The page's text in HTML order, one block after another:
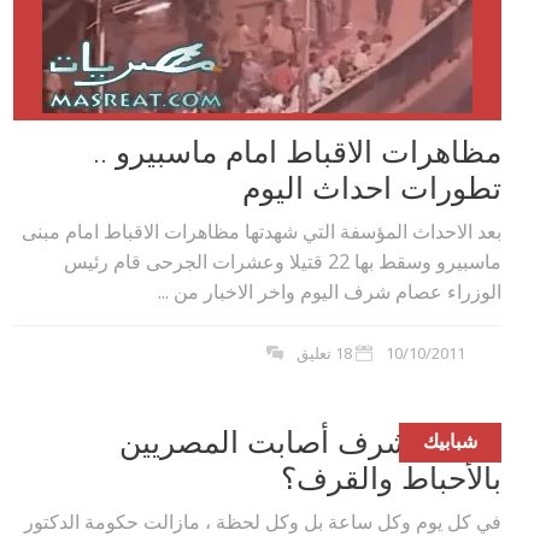
مظاهرات الاقباط امام ماسبيرو ..
تطورات احداث اليوم
بعد الاحداث المؤسفة التي شهدتها مظاهرات الاقباط امام مبنى
ماسبيرو وسقط بها 22 قتيلا وعشرات الجرحى قام رئيس
الوزراء عصام شرف اليوم واخر الاخبار من ...
10/10/2011 18 تعليق
شبابيك
حكومة شرف أصابت المصريين
بالأحباط والقرف؟
في كل يوم وكل ساعة بل وكل لحظة ، مازالت حكومة الدكتور